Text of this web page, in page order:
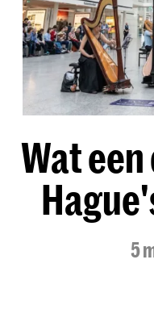
Wat een
5